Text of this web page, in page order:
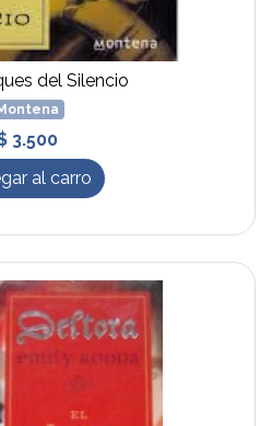
del Silencio
3.500
al carro